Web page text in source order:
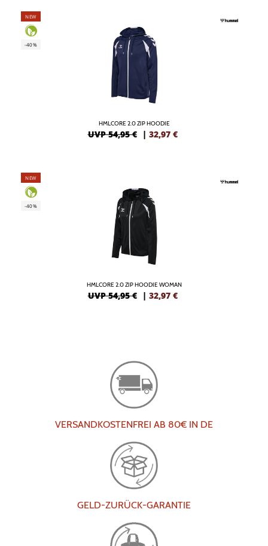
NEW
-40%
HMLCORE 2.0 ZIP HOODIE
UVP 54,95 € | 32,97 €
NEW
-40%
HMLCORE 2.0 ZIP HOODIE WOMAN
UVP 54,95 € | 32,97 €
VERSANDKOSTENFREI AB 80€ IN DE
GELD-ZURÜCK-GARANTIE